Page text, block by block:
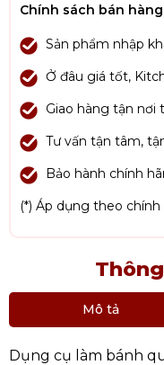
Chính sách bán
Sản phẩm nhập
Ở đâu giá tốt,
Giao hàng tận nơi
Tư vấn tận tâm,
Bảo hành chính
(*) Áp dụng theo chính
Mô tả
Dụng cụ làm bánh